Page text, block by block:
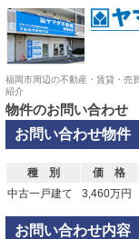
福岡市周辺の不動産・賃貸・売
紹介
物件のお問い合わせ
お問い合わせ物件
種 別 価 格
中古一戸建て
3,460万円
お問い合わせ内容